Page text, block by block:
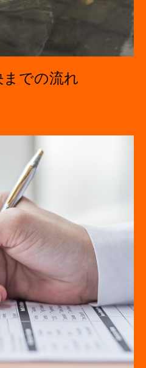
までの流れ